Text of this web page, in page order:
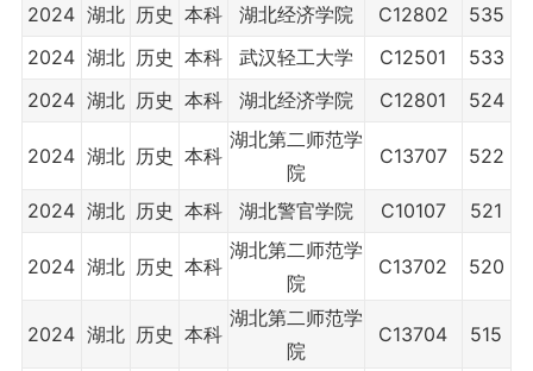
2024 湖北 历史 本科 湖北经济学院 C12802
535
2024 湖北 历史 本科 武汉轻工大学 C12501
533
2024 湖北 历史 本科 湖北经济学院 C12801 524
2024 湖北 历史 本科
湖北第二师范学
院
C13707 522
2024 湖北 历史 本科 湖北警官学院 C10107 521
2024 湖北 历史 本科
湖北第二师范学
院
C13702 520
2024 湖北 历史 本科
湖北第二师范学
院
C13704 515